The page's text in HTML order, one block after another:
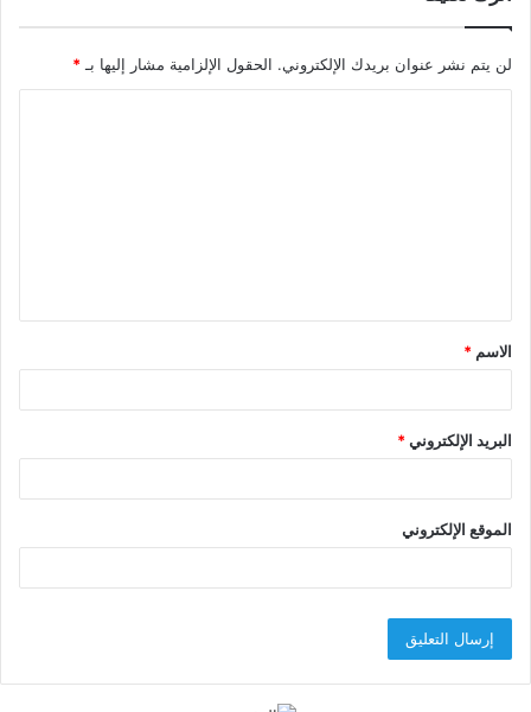
لن يتم نشر عنوان بريدك الإلكتروني. الحقول الإلزامية مشار إليها بـ *
ق
*
الاسم *
البريد الإلكتروني*
الموقع الإلكتروني